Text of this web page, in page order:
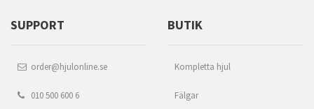
SUPPORT
order@hjulonline.se
010 500 600 6
BUTIK
Kompletta hjul
Fälgar